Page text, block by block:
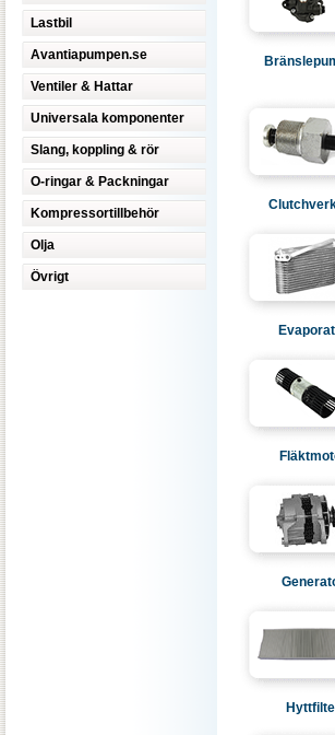
Lastbil
Avantiapumpen.se
Ventiler & Hattar
Universala komponenter
Slang, koppling & rör
O-ringar & Packningar
Kompressortillbehör
Olja
Övrigt